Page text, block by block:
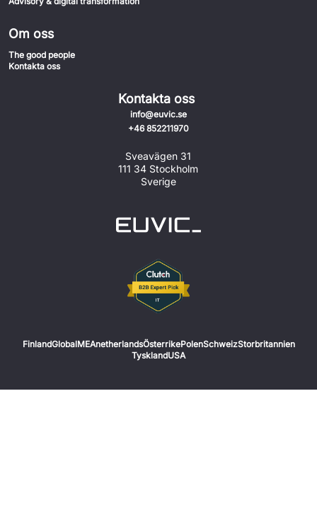
Om oss
The good people
Kontakta oss
Kontakta oss
info@euvic.se
+46 852211970
Sveavägen 31
111 34 Stockholm
Sverige
FinlandGlobalMEAnetherlandsÖsterrikePolenSchweizStorbritannien
TysklandUSA